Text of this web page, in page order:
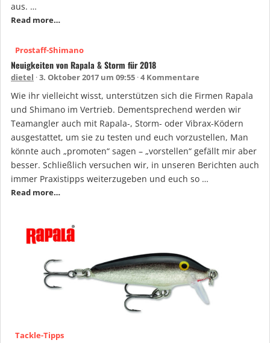
aus. …
Read more…
Prostaff-Shimano
Neuigkeiten von Rapala & Storm für 2018
dietel 3. Oktober 2017 um 09:55 4 Kommentare
Wie ihr vielleicht wisst, unterstützen sich die Firmen Rapala
und Shimano im Vertrieb. Dementsprechend werden wir
Teamangler auch mit Rapala-, Storm- oder Vibrax-Ködern
ausgestattet, um sie zu testen und euch vorzustellen, Man
könnte auch „promoten“ sagen – „vorstellen“ gefällt mir aber
besser. Schließlich versuchen wir, in unseren Berichten auch
immer Praxistipps weiterzugeben und euch so …
Read more…
Tackle-Tipps